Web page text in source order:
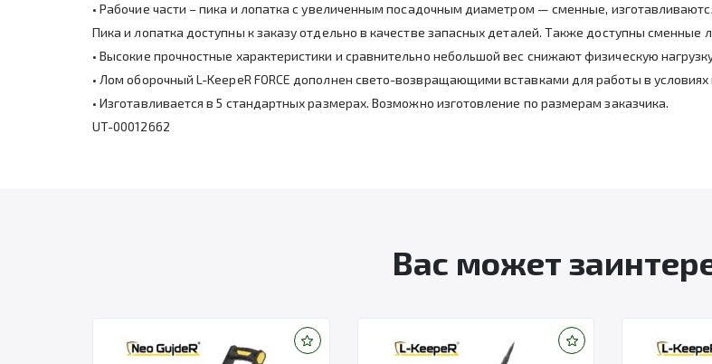
• Рабочие части – пика и лопатка с увеличенным посадочным диаметром — сменные,
Пика и лопатка доступны к заказу отдельно в качестве запасных деталей. Также доступны
• Высокие прочностные характеристики и сравнительно небольшой вес снижают физическую
• Лом оборочный L-KeepeR FORCE дополнен свето-возвращающими вставками для работы в
• Изготавливается в 5 стандартных размерах. Возможно изготовление по размерам заказчика.
UT-00012662
Вас может